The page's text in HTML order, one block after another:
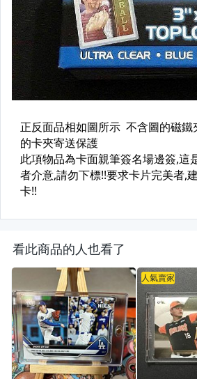
看此商品的人也看了
人氣賣家